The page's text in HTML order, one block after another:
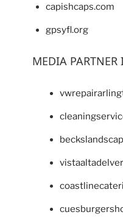
capishcaps.com
gpsyfl.org
MEDIA PARTNER